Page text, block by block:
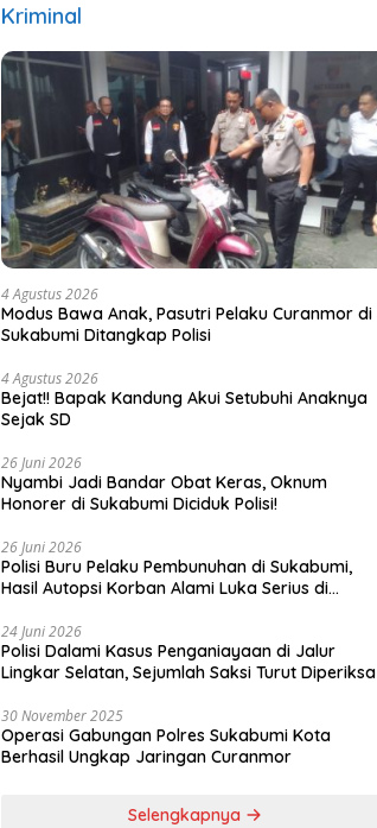
Kriminal
4 Agustus 2026
Modus Bawa Anak, Pasutri Pelaku Curanmor di
Sukabumi Ditangkap Polisi
4 Agustus 2026
Bejat!! Bapak Kandung Akui Setubuhi Anaknya
Sejak SD
26 Juni 2026
Nyambi Jadi Bandar Obat Keras, Oknum
Honorer di Sukabumi Diciduk Polisi!
26 Juni 2026
Polisi Buru Pelaku Pembunuhan di Sukabumi,
Hasil Autopsi Korban Alami Luka Serius di
24 Juni 2026
Polisi Dalami Kasus Penganiayaan di Jalur
Lingkar Selatan, Sejumlah Saksi Turut Diperiksa
30 November 2025
Operasi Gabungan Polres Sukabumi Kota
Berhasil Ungkap Jaringan Curanmor
Selengkapnya